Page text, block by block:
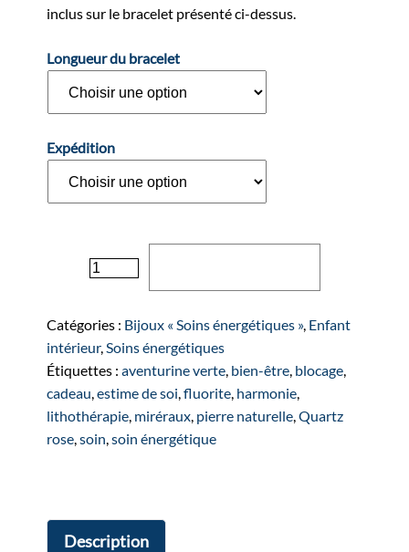
inclus sur le bracelet présenté ci-dessus.
Longueur du bracelet
Expédition
quantité
de
"RÊVE"
argenté
Catégories : Bijoux « Soins énergétiques », Enfant
intérieur,Soins énergétiques
Étiquettes :aventurine verte, bien-être, blocage,
cadeau,estime de soi,fluorite, harmonie,
lithothérapie, miréraux, pierre naturelle,Quartz
rose,soin,soin énergétique
Description